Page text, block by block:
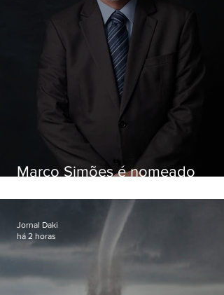
Marco Simões é nomeado
Jornal Daki
há 2 horas